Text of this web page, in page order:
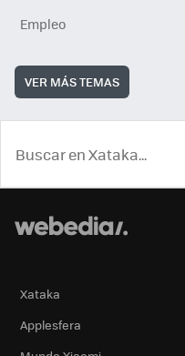
Empleo
VER MÁS TEMAS
Xataka
Applesfera